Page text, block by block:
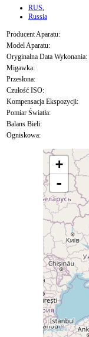
RUS,
Russia
Producent Aparatu:
Model Aparatu:
Oryginalna Data Wykonania:
Migawka:
Przesłona:
Czułość ISO:
Kompensacja Ekspozycji:
Pomiar Światła:
Balans Bieli:
Ogniskowa:
+
-